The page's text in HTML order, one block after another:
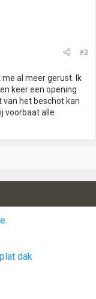
#3
al meer gerust. Ik
keer een opening
het beschot kan
voorbaat alle
dak